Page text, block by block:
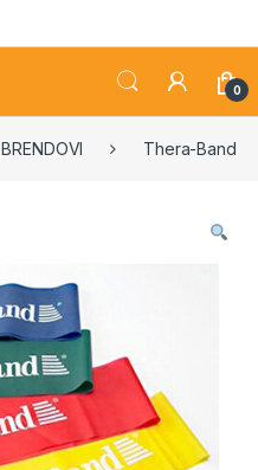
0
BRENDOVI Thera-Band